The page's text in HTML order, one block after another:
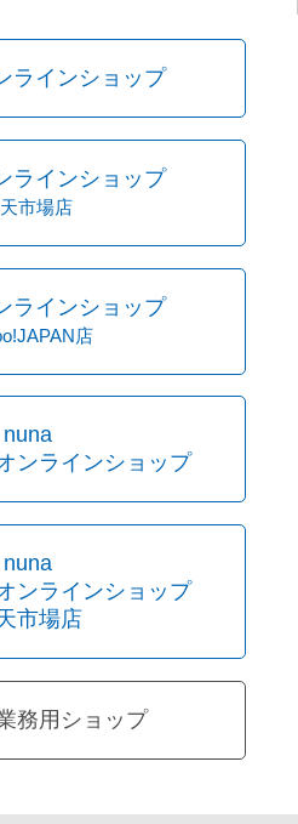
ラインショップ
ラインショップ
市場店
ラインショップ
店
nuna
ンラインショップ
nuna
ンラインショップ
市場店
務用ショップ